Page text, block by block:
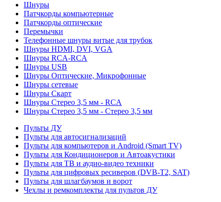
Шнуры
Патчкорды компьютерные
Патчкорды оптические
Перемычки
Телефонные шнуры витые для трубок
Шнуры HDMI, DVI, VGA
Шнуры RCA-RCA
Шнуры USB
Шнуры Оптические, Микрофонные
Шнуры сетевые
Шнуры Скарт
Шнуры Стерео 3,5 мм - RCA
Шнуры Стерео 3,5 мм - Стерео 3,5 мм
Пульты ДУ
Пульты для автосигнализаций
Пульты для компьютеров и Android (Smart TV)
Пульты для Кондиционеров и Автоакустики
Пульты для ТВ и аудио-видео техники
Пульты для цифровых ресиверов (DVB-T2, SAT)
Пульты для шлагбаумов и ворот
Чехлы и ремкомплекты для пультов ДУ